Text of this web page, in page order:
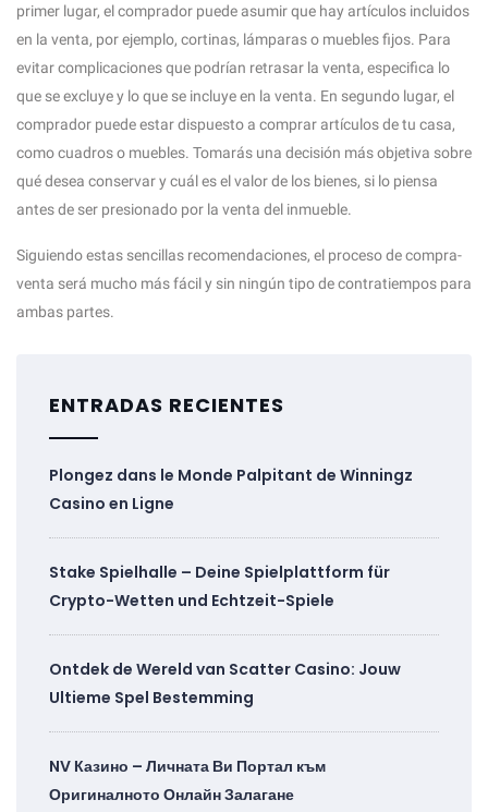
primer lugar, el comprador puede asumir que hay artículos incluidos
en la venta, por ejemplo, cortinas, lámparas o muebles fijos. Para
evitar complicaciones que podrían retrasar la venta, especifica lo
que se excluye y lo que se incluye en la venta. En segundo lugar, el
comprador puede estar dispuesto a comprar artículos de tu casa,
como cuadros o muebles. Tomarás una decisión más objetiva sobre
qué desea conservar y cuál es el valor de los bienes, si lo piensa
antes de ser presionado por la venta del inmueble.
Siguiendo estas sencillas recomendaciones, el proceso de compra-
venta será mucho más fácil y sin ningún tipo de contratiempos para
ambas partes.
ENTRADAS RECIENTES
Plongez dans le Monde Palpitant de Winningz
Casino en Ligne
Stake Spielhalle – Deine Spielplattform für
Crypto-Wetten und Echtzeit-Spiele
Ontdek de Wereld van Scatter Casino: Jouw
Ultieme Spel Bestemming
NV Казино – Личната Ви Портал към
Оригиналното Онлайн Залагане